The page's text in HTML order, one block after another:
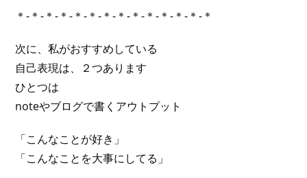
＊-＊-＊-＊-＊-＊-＊-＊-＊-＊-＊-＊-＊-＊
次に、私がおすすめしている
自己表現は、２つあります
ひとつは
noteやブログで書くアウトプット
「こんなことが好き」
「こんなことを大事にしてる」